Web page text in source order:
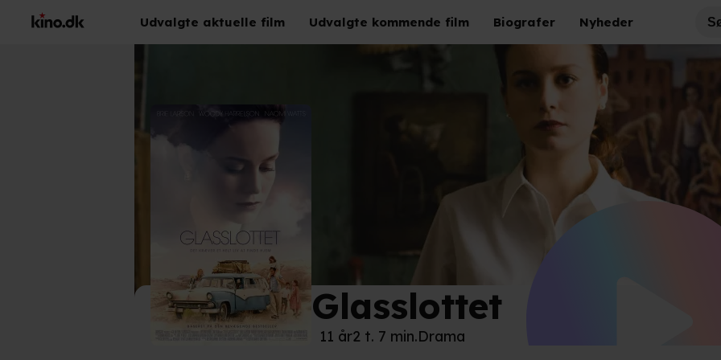
Udvalgte aktuelle film Udvalgte kommende film Biografer Nyheder
© Nordisk Film
Glasslottet
11 år2 t. 7 min.Drama